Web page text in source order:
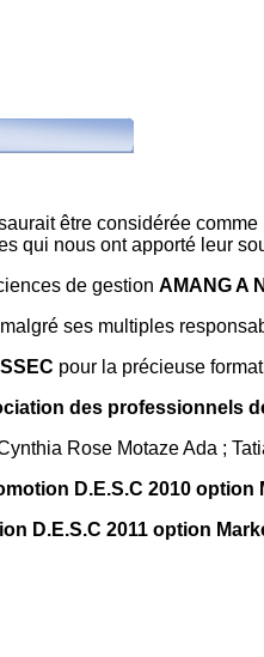
être considérée
qui nous ont apporté leur
de gestion AMANG A
ses multiples
pour la précieuse
des professionnels
Rose Motaze Ada ;
D.E.S.C 2010 option
D.E.S.C 2011 option